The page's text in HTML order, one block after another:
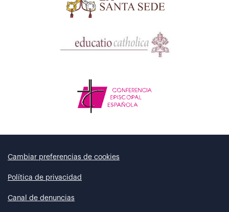
Cambiar preferencias de cookies
Política de privacidad
Canal de denuncias